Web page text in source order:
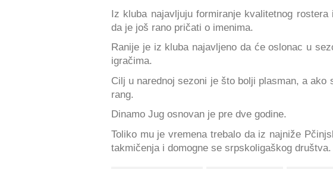
Iz kluba najavljuju formiranje kvalitetnog
da je još rano pričati o imenima.
Ranije je iz kluba najavljeno da će oslonac u
igračima.
Cilj u narednoj sezoni je što bolji plasman, a ako
rang.
Dinamo Jug osnovan je pre dve godine.
Toliko mu je vremena trebalo da iz najniže
takmičenja i domogne se srpskoligaškog društva.